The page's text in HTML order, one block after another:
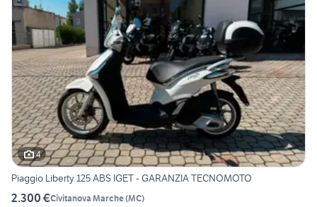
4
Piaggio Liberty 125 ABS IGET - GARANZIA TECNOMOTO
2.300 €Civitanova Marche(MC)